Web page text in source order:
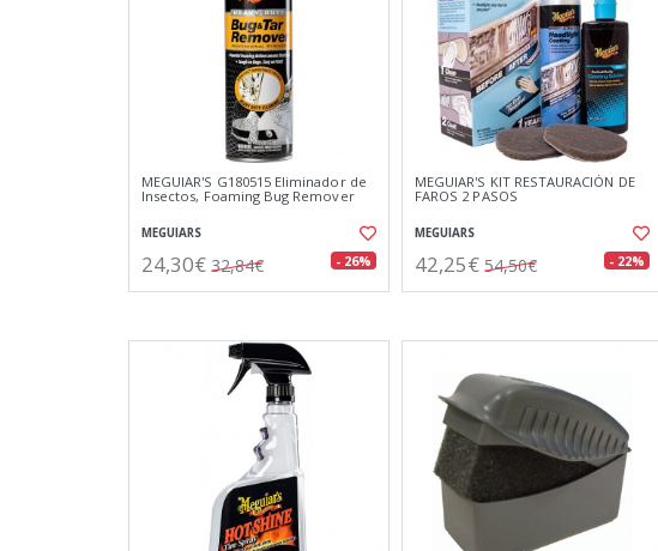
MEGUIAR'S G180515 Eliminador de
Insectos, Foaming Bug Remover
MEGUIARS
24,30€ 32,84€ - 26%
MEGUIAR'S KIT RESTAURACIÓN DE
FAROS 2 PASOS
MEGUIARS
42,25€ 54,50€ - 22%